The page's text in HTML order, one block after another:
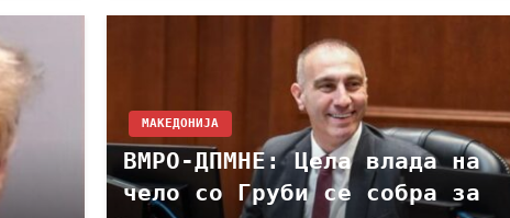
МАКЕДОНИЈА
ВМРО-ДПМНЕ: Цела влада на
чело со Груби се собра за